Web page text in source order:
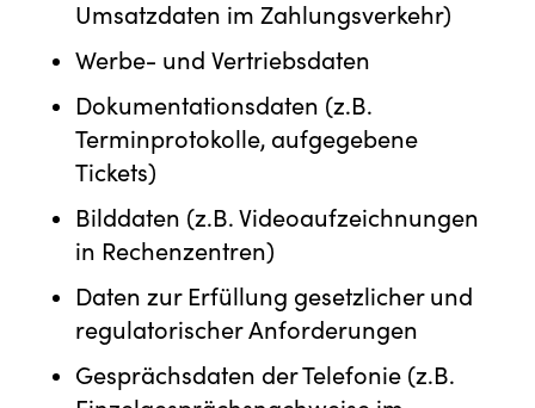
Umsatzdaten im Zahlungsverkehr)
Werbe- und Vertriebsdaten
Dokumentationsdaten (z.B.
Terminprotokolle, aufgegebene
Tickets)
Bilddaten (z.B. Videoaufzeichnungen
in Rechenzentren)
Daten zur Erfüllung gesetzlicher und
regulatorischer Anforderungen
Gesprächsdaten der Telefonie (z.B.